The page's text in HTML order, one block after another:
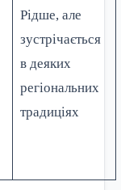
Рідше, але
зустрічається
в деяких
регіональних
традиціях